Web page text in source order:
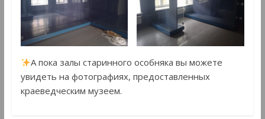
А пока залы старинного особняка вы можете
увидеть на фотографиях, предоставленных
краеведческим музеем.